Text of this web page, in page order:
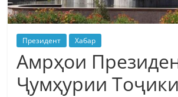
Президент Хабар
Амрҳои
Ҷумҳурии